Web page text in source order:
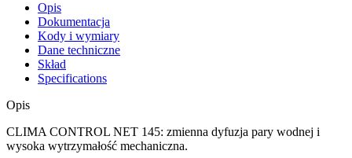
Opis
Dokumentacja
Kody i wymiary
Dane techniczne
Skład
Specifications
Opis
CLIMA CONTROL NET 145: zmienna dyfuzja pary wodnej i
wysoka wytrzymałość mechaniczna.